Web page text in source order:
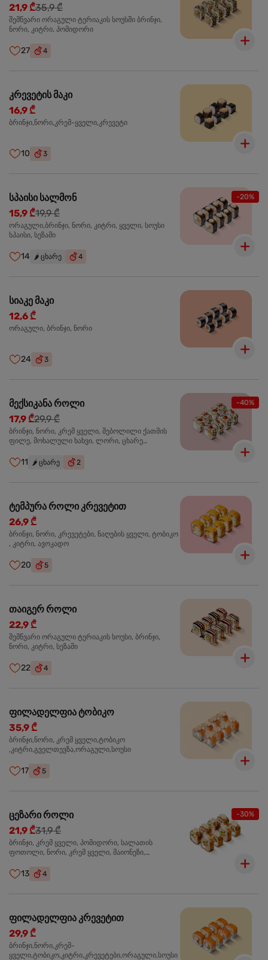
21,9 ₾35,9 ₾
შემწვარი ორაგული ტერიაკის სოუსში ბრინჯი,
ნორი, კიტრი, პომიდორი
27 4
კრევეტის მაკი
16,9 ₾
ბრინჯი,ნორი,კრემ-ყველი,კრევეტი
10 3
-20%
სპაისი სალმონ
15,9 ₾19,9 ₾
ორაგული,ბრინჯი, ნორი, კიტრი, ყველი, სოუსი
სპაისი, სეზამი
14 🌶️ ცხარე 4
სიაკე მაკი
12,6 ₾
ორაგული, ბრინჯი, ნორი
24 3
-40%
მექსიკანა როლი
17,9 ₾29,9 ₾
ბრინჯი, ნორი, კრემ ყველი, შებოლილი ქათმის
ფილე, მოხალული ხახვი, ლორი, ცხარე
11 🌶️ ცხარე 2
ტემპურა როლი კრევეტით
26,9 ₾
ბრინჯი, ნორი, კრევეტები, ნაღების ყველი, ტობიკო
, კიტრი, ავოკადო
20 5
თაიგერ როლი
22,9 ₾
შემწვარი ორაგული ტერიაკის სოუსი, ბრინჯი,
ნორი, კიტრი, სეზამი
22 4
ფილადელფია ტობიკო
35,9 ₾
ბრინჯი,ნორი, კრემ ყველი,ტობიკო
,კიტრი,გველთევზა,ორაგული,სოუსი
17 5
-30%
ცეზარი როლი
21,9 ₾31,9 ₾
ბრინჯი, კრემ ყველი, პომიდორი, სალათის
ფოთოლი, ნორი, კრემ ყველი, მაიონეზი,
შებოლილი ქათმის ფილე
13 4
ფილადელფია კრევეტით
29,9 ₾
ბრინჯი,ნორი,კრემ-
ყველი,ტობიკო,კიტრი,კრევეტები,ორაგული,სოუსი